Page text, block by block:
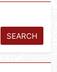
SEARCH